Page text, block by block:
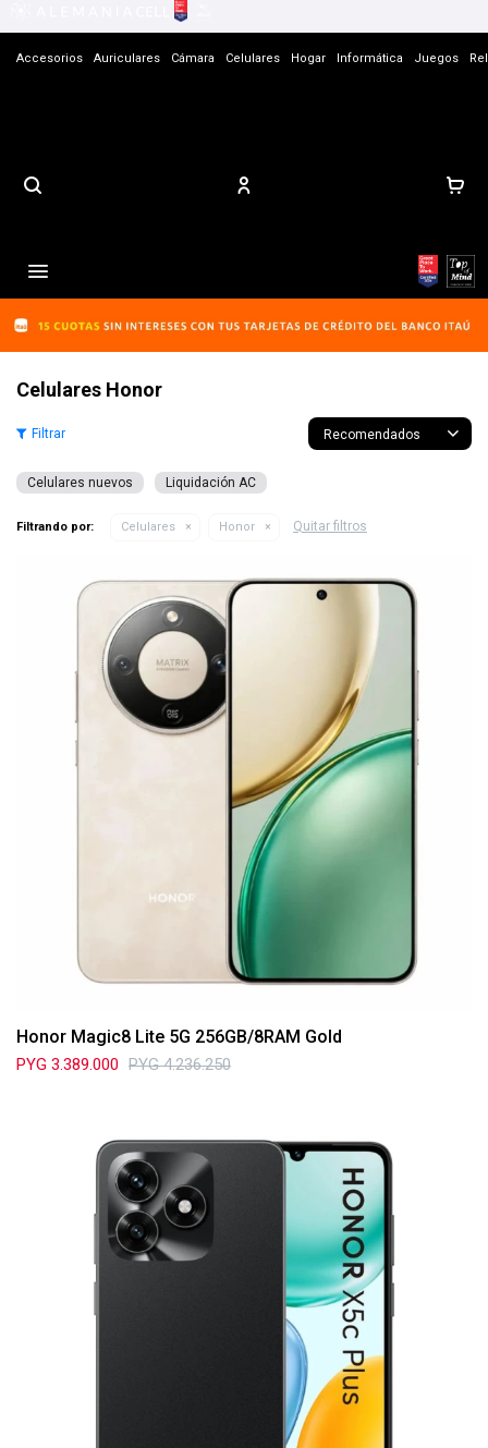
Accesorios Auriculares Cámara Celulares Hogar Informática Juegos

Celulares Honor
Recomendados
Celulares nuevos Liquidación AC
Filtrando por: Celulares Honor Quitar filtros
Honor Magic8 Lite 5G 256GB/8RAM Gold
PYG 3.389.000 PYG 4.236.250